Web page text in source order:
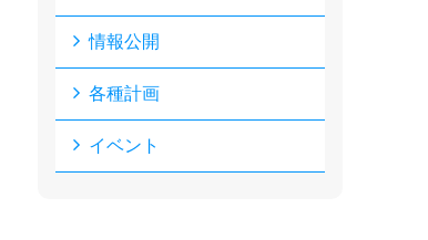
情報公開
各種計画
イベント